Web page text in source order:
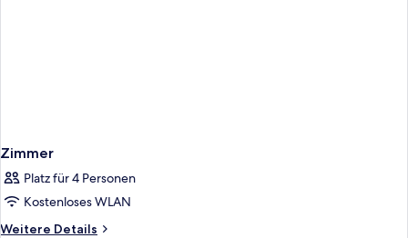
Zimmer
Platz für 4 Personen
Kostenloses WLAN
Weitere Details
Weitere